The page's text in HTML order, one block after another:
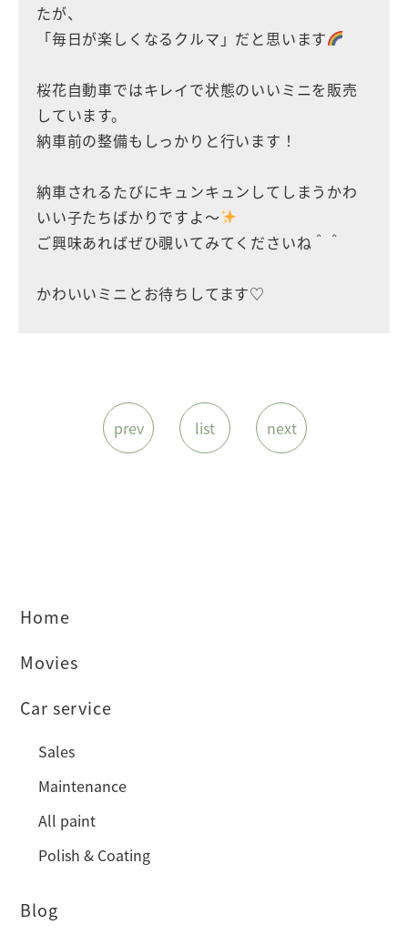
たが、
「毎日が楽しくなるクルマ」だと思います
桜花自動車ではキレイで状態のいいミニを販売
しています。
納車前の整備もしっかりと行います！
納車されるたびにキュンキュンしてしまうかわ
いい子たちばかりですよ〜
ご興味あればぜひ覗いてみてくださいね＾＾
かわいいミニとお待ちしてます♡
prev list next
Home
Movies
Car service
Sales
Maintenance
All paint
Polish & Coating
Blog